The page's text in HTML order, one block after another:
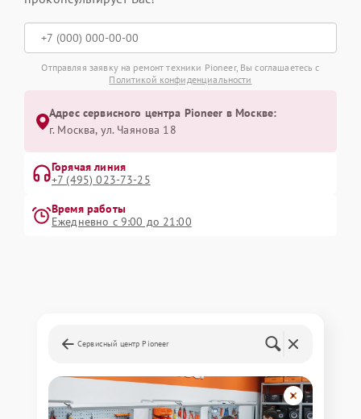
Отправляя заявку на ремонт техники Pioneer, Вы соглашаетесь с
Политикой конфиденциальности
Адрес сервисного центра Pioneer в Москве:
г. Москва, ул. Чаянова 18
Горячая линия
+7 (495) 023-73-25
Время работы
Ежедневно с 9:00 до 21:00
Сервисный центр Pioneer